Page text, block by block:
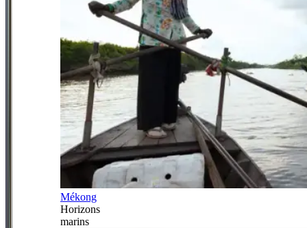
Mékong
Horizons
marins